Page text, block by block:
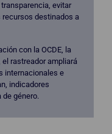
evitar
recursos destinados a
con la OCDE, la
el rastreador ampliará
internacionales e
indicadores
de género.